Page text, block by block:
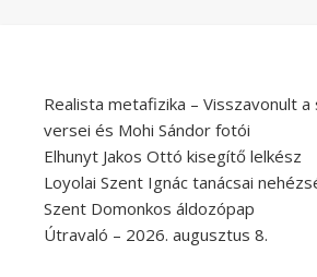
Realista metafizika – Visszavonult a
versei és Mohi Sándor fotói
Elhunyt Jakos Ottó kisegítő lelkész
Loyolai Szent Ignác tanácsai
Szent Domonkos áldozópap
Útravaló – 2026. augusztus 8.